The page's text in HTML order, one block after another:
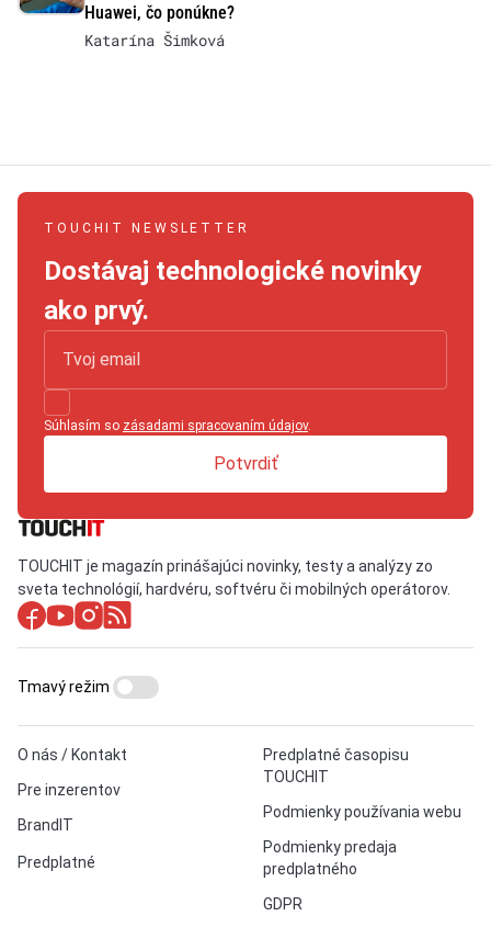
Huawei, čo ponúkne?
Katarína Šimková
TOUCHIT NEWSLETTER
Dostávaj technologické novinky
ako prvý.
Súhlasím so zásadami spracovaním údajov.
Potvrdiť
TOUCHIT je magazín prinášajúci novinky, testy a analýzy zo
sveta technológií, hardvéru, softvéru či mobilných operátorov.
O nás / Kontakt
Pre inzerentov
BrandIT
Predplatné
Predplatné časopisu
TOUCHIT
Podmienky používania webu
Podmienky predaja
predplatného
GDPR
Tmavý režim